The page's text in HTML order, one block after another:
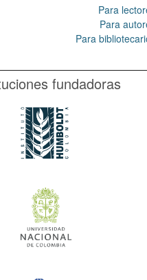
Para
Para
Para
fundadoras